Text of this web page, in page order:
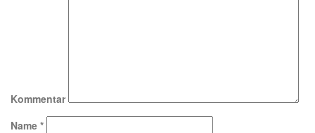
Kommentar
Name *